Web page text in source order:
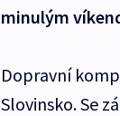
minulým
Dopravní
Slovinsko. Se